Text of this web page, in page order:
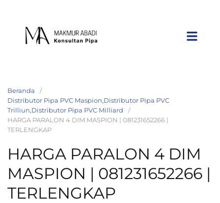
Beranda
Distributor Pipa PVC Maspion,Distributor Pipa PVC
Trilliun,Distributor Pipa PVC Milliard
HARGA PARALON 4 DIM MASPION | 081231652266 |
TERLENGKAP
HARGA PARALON 4 DIM
MASPION | 081231652266 |
TERLENGKAP